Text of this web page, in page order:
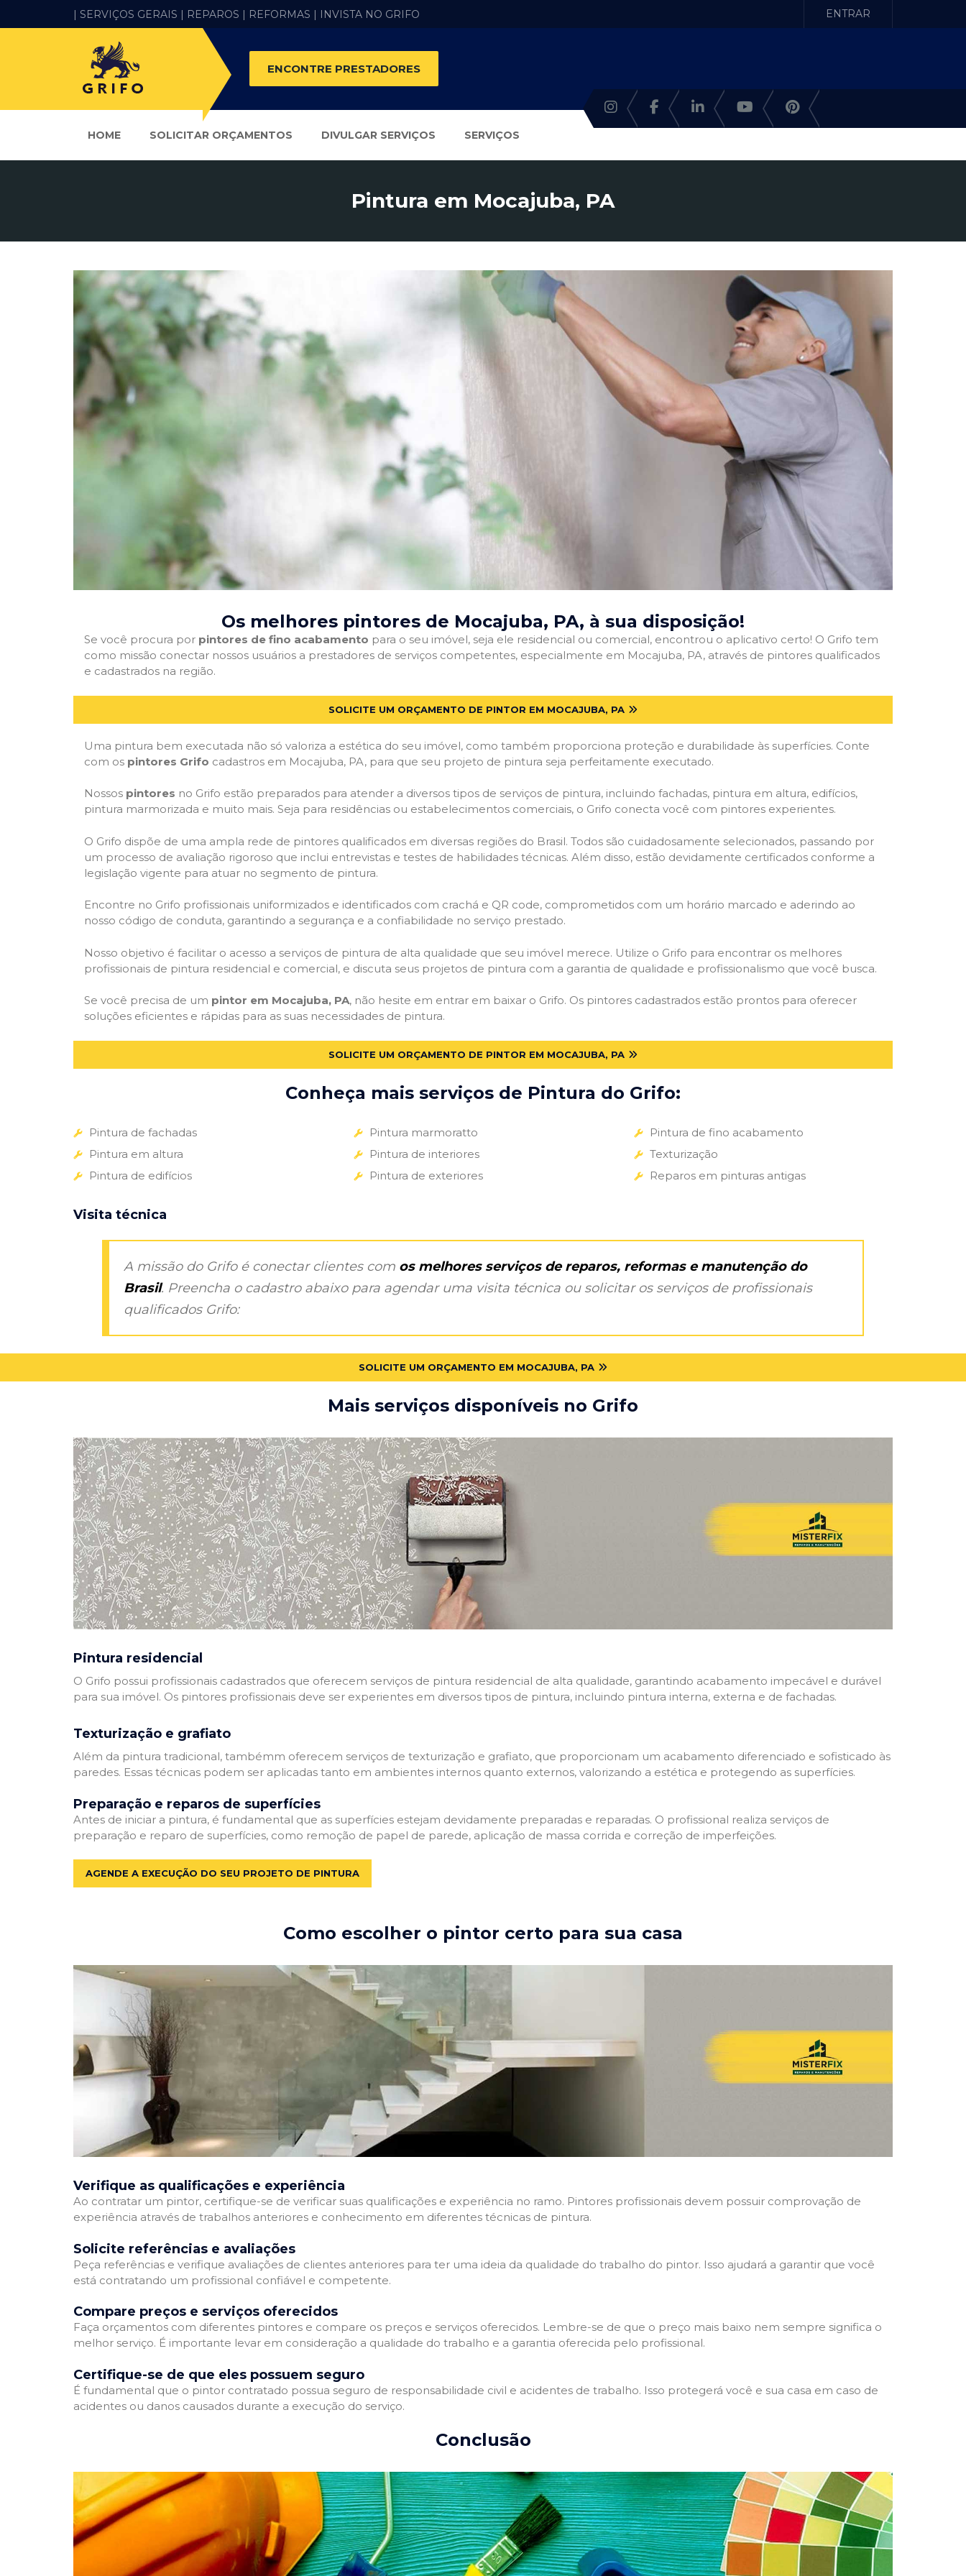
| SERVIÇOS GERAIS | REPAROS | REFORMAS | INVISTA NO GRIFO ENTRAR
ENCONTRE PRESTADORES
HOME SOLICITAR ORÇAMENTOS DIVULGAR SERVIÇOS SERVIÇOS
Pintura em Mocajuba, PA
Os melhores pintores de Mocajuba, PA, à sua disposição!
Se você procura por pintores de fino acabamento para o seu imóvel, seja ele residencial ou comercial, encontrou o aplicativo certo! O Grifo tem
como missão conectar nossos usuários a prestadores de serviços competentes, especialmente em Mocajuba, PA, através de pintores qualificados
e cadastrados na região.
SOLICITE UM ORÇAMENTO DE PINTOR EM MOCAJUBA, PA
Uma pintura bem executada não só valoriza a estética do seu imóvel, como também proporciona proteção e durabilidade às superfícies. Conte
com os pintores Grifo cadastros em Mocajuba, PA, para que seu projeto de pintura seja perfeitamente executado.
Nossos pintores no Grifo estão preparados para atender a diversos tipos de serviços de pintura, incluindo fachadas, pintura em altura, edifícios,
pintura marmorizada e muito mais. Seja para residências ou estabelecimentos comerciais, o Grifo conecta você com pintores experientes.
O Grifo dispõe de uma ampla rede de pintores qualificados em diversas regiões do Brasil. Todos são cuidadosamente selecionados, passando por
um processo de avaliação rigoroso que inclui entrevistas e testes de habilidades técnicas. Além disso, estão devidamente certificados conforme a
legislação vigente para atuar no segmento de pintura.
Encontre no Grifo profissionais uniformizados e identificados com crachá e QR code, comprometidos com um horário marcado e aderindo ao
nosso código de conduta, garantindo a segurança e a confiabilidade no serviço prestado.
Nosso objetivo é facilitar o acesso a serviços de pintura de alta qualidade que seu imóvel merece. Utilize o Grifo para encontrar os melhores
profissionais de pintura residencial e comercial, e discuta seus projetos de pintura com a garantia de qualidade e profissionalismo que você busca.
Se você precisa de um pintor em Mocajuba, PA, não hesite em entrar em baixar o Grifo. Os pintores cadastrados estão prontos para oferecer
soluções eficientes e rápidas para as suas necessidades de pintura.
SOLICITE UM ORÇAMENTO DE PINTOR EM MOCAJUBA, PA
Conheça mais serviços de Pintura do Grifo:
Pintura de fachadas
Pintura em altura
Pintura de edifícios
Pintura marmoratto
Pintura de interiores
Pintura de exteriores
Pintura de fino acabamento
Texturização
Reparos em pinturas antigas
Visita técnica
A missão do Grifo é conectar clientes com os melhores serviços de reparos, reformas e manutenção do
Brasil. Preencha o cadastro abaixo para agendar uma visita técnica ou solicitar os serviços de profissionais
qualificados Grifo:
SOLICITE UM ORÇAMENTO EM MOCAJUBA, PA
Mais serviços disponíveis no Grifo
Pintura residencial
O Grifo possui profissionais cadastrados que oferecem serviços de pintura residencial de alta qualidade, garantindo acabamento impecável e durável
para sua imóvel. Os pintores profissionais deve ser experientes em diversos tipos de pintura, incluindo pintura interna, externa e de fachadas.
Texturização e grafiato
Além da pintura tradicional, tambémm oferecem serviços de texturização e grafiato, que proporcionam um acabamento diferenciado e sofisticado às
paredes. Essas técnicas podem ser aplicadas tanto em ambientes internos quanto externos, valorizando a estética e protegendo as superfícies.
Preparação e reparos de superfícies
Antes de iniciar a pintura, é fundamental que as superfícies estejam devidamente preparadas e reparadas. O profissional realiza serviços de
preparação e reparo de superfícies, como remoção de papel de parede, aplicação de massa corrida e correção de imperfeições.
AGENDE A EXECUÇÃO DO SEU PROJETO DE PINTURA
Como escolher o pintor certo para sua casa
Verifique as qualificações e experiência
Ao contratar um pintor, certifique-se de verificar suas qualificações e experiência no ramo. Pintores profissionais devem possuir comprovação de
experiência através de trabalhos anteriores e conhecimento em diferentes técnicas de pintura.
Solicite referências e avaliações
Peça referências e verifique avaliações de clientes anteriores para ter uma ideia da qualidade do trabalho do pintor. Isso ajudará a garantir que você
está contratando um profissional confiável e competente.
Compare preços e serviços oferecidos
Faça orçamentos com diferentes pintores e compare os preços e serviços oferecidos. Lembre-se de que o preço mais baixo nem sempre significa o
melhor serviço. É importante levar em consideração a qualidade do trabalho e a garantia oferecida pelo profissional.
Certifique-se de que eles possuem seguro
É fundamental que o pintor contratado possua seguro de responsabilidade civil e acidentes de trabalho. Isso protegerá você e sua casa em caso de
acidentes ou danos causados durante a execução do serviço.
Conclusão